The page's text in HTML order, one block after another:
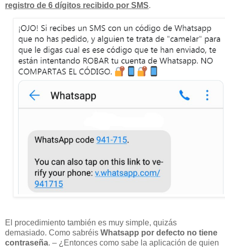
registro de 6 dígitos recibido por SMS.
El procedimiento también es muy simple, quizás
demasiado. Como sabréis Whatsapp por defecto no tiene
contraseña. – ¿Entonces como sabe la aplicación de quien